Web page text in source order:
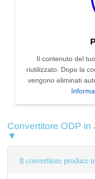
Il contenuto del
riutilizzato. Dopo la
vengono eliminati
Convertitore ODP
▼
Il convertitore produce